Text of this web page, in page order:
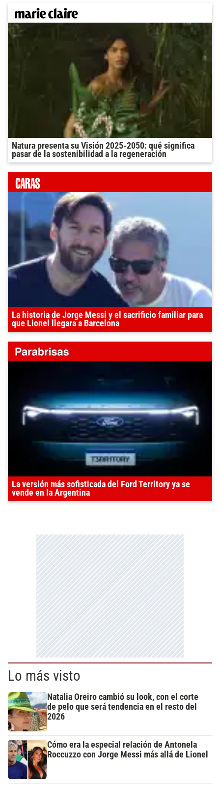
Natura presenta su Visión 2025-2050: qué significa
pasar de la sostenibilidad a la regeneración
La historia de Jorge Messi y el sacrificio familiar para
que Lionel llegara a Barcelona
La versión más sofisticada del Ford Territory ya se
vende en la Argentina
Lo más visto
Natalia Oreiro cambió su look, con el corte
de pelo que será tendencia en el resto del
2026
Cómo era la especial relación de Antonela
Roccuzzo con Jorge Messi más allá de Lionel